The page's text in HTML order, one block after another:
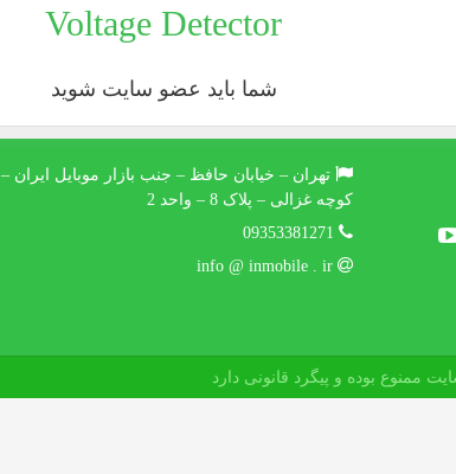
Voltage Detector
شما باید عضو سایت شوید
تهران – خیابان حافظ – جنب بازار موبایل ایران –
کوچه غزالی – پلاک 8 – واحد 2
09353381271
info @ inmobile . ir
ممنوع بوده و پیگرد قانونی دارد